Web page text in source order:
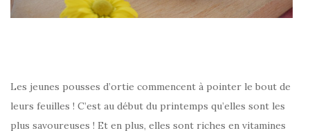
Les jeunes pousses d’ortie commencent à pointer le bout de
leurs feuilles ! C’est au début du printemps qu’elles sont les
plus savoureuses ! Et en plus, elles sont riches en vitamines